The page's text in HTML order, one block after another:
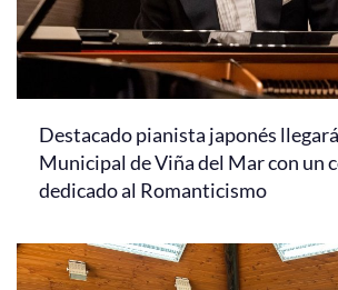
Destacado pianista japonés
Municipal de Viña del Mar con un
dedicado al Romanticismo